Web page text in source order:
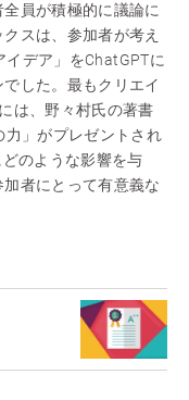
員が積極的に議論に
スは、参加者が考え
イデア」をChatGPTに
した。最もクリエイ
は、野々村氏の著書
力」がプレゼントされ
のような影響を与
者にとって有意義な